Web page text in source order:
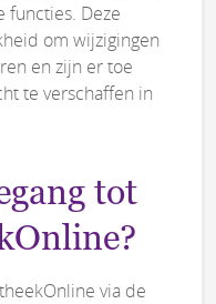
Deze
om wijzigingen
en zijn er toe
te verschaffen in
tot
via de